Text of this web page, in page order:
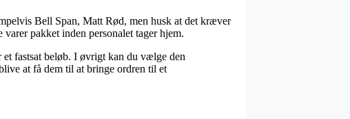
Bell Span, Matt Rød, men husk at det kræver
pakket inden personalet tager hjem.
et fastsat beløb. I øvrigt kan du vælge den
at få dem til at bringe ordren til et